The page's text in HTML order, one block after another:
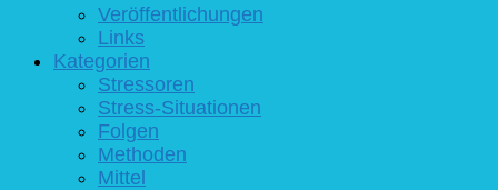
Veröffentlichungen
Links
Kategorien
Stressoren
Stress-Situationen
Folgen
Methoden
Mittel